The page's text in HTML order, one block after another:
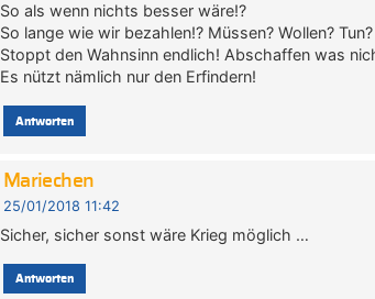
So als wenn nichts besser wäre!?
So lange wie wir bezahlen!? Müssen? Wollen? Tun?
Stoppt den Wahnsinn endlich! Abschaffen was
Es nützt nämlich nur den Erfindern!
Antworten
Mariechen
25/01/2018 11:42
Sicher, sicher sonst wäre Krieg möglich …
Antworten